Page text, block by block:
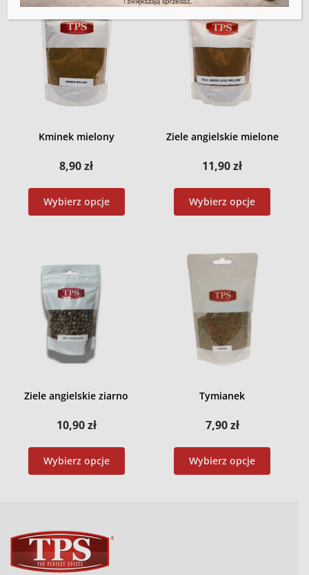
Kminek mielony
8,90zł
Wybierz opcje
Ziele angielskie mielone
11,90zł
Wybierz opcje
Ziele angielskie ziarno
10,90zł
Wybierz opcje
Tymianek
7,90zł
Wybierz opcje